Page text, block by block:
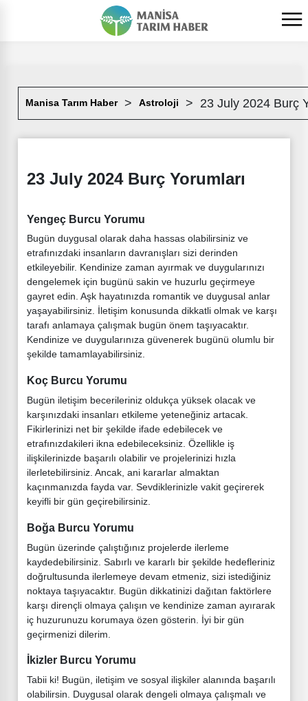
Manisa Tarım Haber Astroloji 23 July 2024 Burç
23 July 2024 Burç Yorumları
Yengeç Burcu Yorumu
Bugün duygusal olarak daha hassas olabilirsiniz ve
etrafınızdaki insanların davranışları sizi derinden
etkileyebilir. Kendinize zaman ayırmak ve duygularınızı
dengelemek için bugünü sakin ve huzurlu geçirmeye
gayret edin. Aşk hayatınızda romantik ve duygusal anlar
yaşayabilirsiniz. İletişim konusunda dikkatli olmak ve karşı
tarafı anlamaya çalışmak bugün önem taşıyacaktır.
Kendinize ve duygularınıza güvenerek bugünü olumlu bir
şekilde tamamlayabilirsiniz.
Koç Burcu Yorumu
Bugün iletişim becerileriniz oldukça yüksek olacak ve
karşınızdaki insanları etkileme yeteneğiniz artacak.
Fikirlerinizi net bir şekilde ifade edebilecek ve
etrafınızdakileri ikna edebileceksiniz. Özellikle iş
ilişkilerinizde başarılı olabilir ve projelerinizi hızla
ilerletebilirsiniz. Ancak, ani kararlar almaktan
kaçınmanızda fayda var. Sevdiklerinizle vakit geçirerek
keyifli bir gün geçirebilirsiniz.
Boğa Burcu Yorumu
Bugün üzerinde çalıştığınız projelerde ilerleme
kaydedebilirsiniz. Sabırlı ve kararlı bir şekilde hedefleriniz
doğrultusunda ilerlemeye devam etmeniz, sizi istediğiniz
noktaya taşıyacaktır. Bugün dikkatinizi dağıtan faktörlere
karşı dirençli olmaya çalışın ve kendinize zaman ayırarak
iç huzurunuzu korumaya özen gösterin. İyi bir gün
geçirmenizi dilerim.
İkizler Burcu Yorumu
Tabii ki! Bugün, iletişim ve sosyal ilişkiler alanında başarılı
olabilirsin. Duygusal olarak dengeli olmaya çalışmalı ve